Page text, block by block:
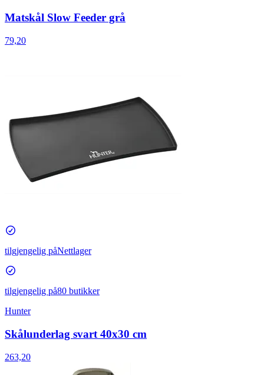
Matskål Slow Feeder grå
79,20
tilgjengelig påNettlager
tilgjengelig på80 butikker
Hunter
Skålunderlag svart 40x30 cm
263,20